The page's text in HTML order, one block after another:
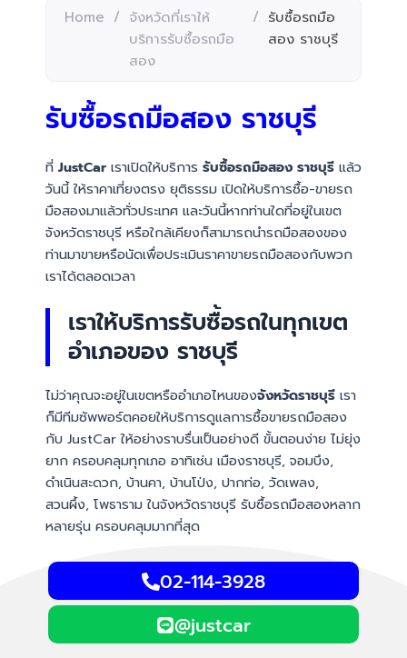
Home / จังหวัดที่เราให้
บริการรับซื้อรถมือ
สอง
/ รับซื้อรถมือ
สอง ราชบุรี
รับซื้อรถมือสอง ราชบุรี
ที่ JustCar เราเปิดให้บริการ รับซื้อรถมือสอง ราชบุรี แล้ว
วันนี้ ให้ราคาเที่ยงตรง ยุติธรรม เปิดให้บริการซื้อ-ขายรถ
มือสองมาแล้วทั่วประเทศ และวันนี้หากท่านใดที่อยู่ในเขต
จังหวัดราชบุรี หรือใกล้เคียงก็สามารถนำรถมือสองของ
ท่านมาขายหรือนัดเพื่อประเมินราคาขายรถมือสองกับพวก
เราได้ตลอดเวลา
เราให้บริการรับซื้อรถในทุกเขต
อำเภอของ ราชบุรี
ไม่ว่าคุณจะอยู่ในเขตหรืออำเภอไหนของจังหวัดราชบุรี เรา
ก็มีทีมซัพพอร์ตคอยให้บริการดูแลการซื้อขายรถมือสอง
กับ JustCar ให้อย่างราบรื่นเป็นอย่างดี ขั้นตอนง่าย ไม่ยุ่ง
ยาก ครอบคลุมทุกเภอ อาทิเช่น เมืองราชบุรี, จอมบึง,
ดำเนินสะดวก, บ้านคา, บ้านโป่ง, ปากท่อ, วัดเพลง,
สวนผึ้ง, โพธาราม ในจังหวัดราชบุรี รับซื้อรถมือสองหลาก
หลายรุ่น ครอบคลุมมากที่สุด
02-114-3928
@justcar